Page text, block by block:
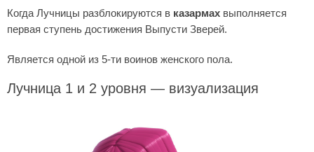
Когда Лучницы разблокируются в казармах выполняется
первая ступень достижения Выпусти Зверей.
Является одной из 5-ти воинов женского пола.
Лучница 1 и 2 уровня — визуализация